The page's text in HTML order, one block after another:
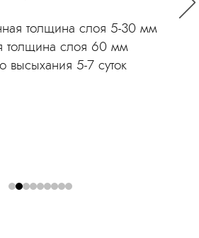
толщина слоя 5-30 мм
толщина слоя 60 мм
высыхания 5-7 суток